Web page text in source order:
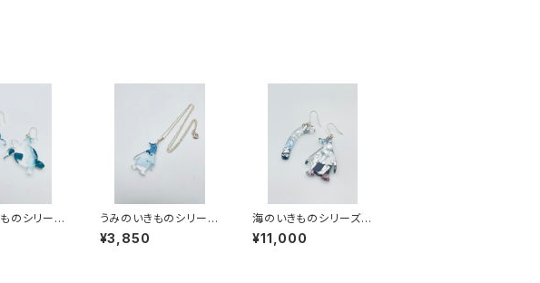
のシリーズ
UKU-SS24
うみのいきものシリーズ
（海洋プラ）UKPN-SS2
4001
¥3,850
海のいきものシリーズ
（メタルブルー）UMBPC
-SS24001
¥11,000